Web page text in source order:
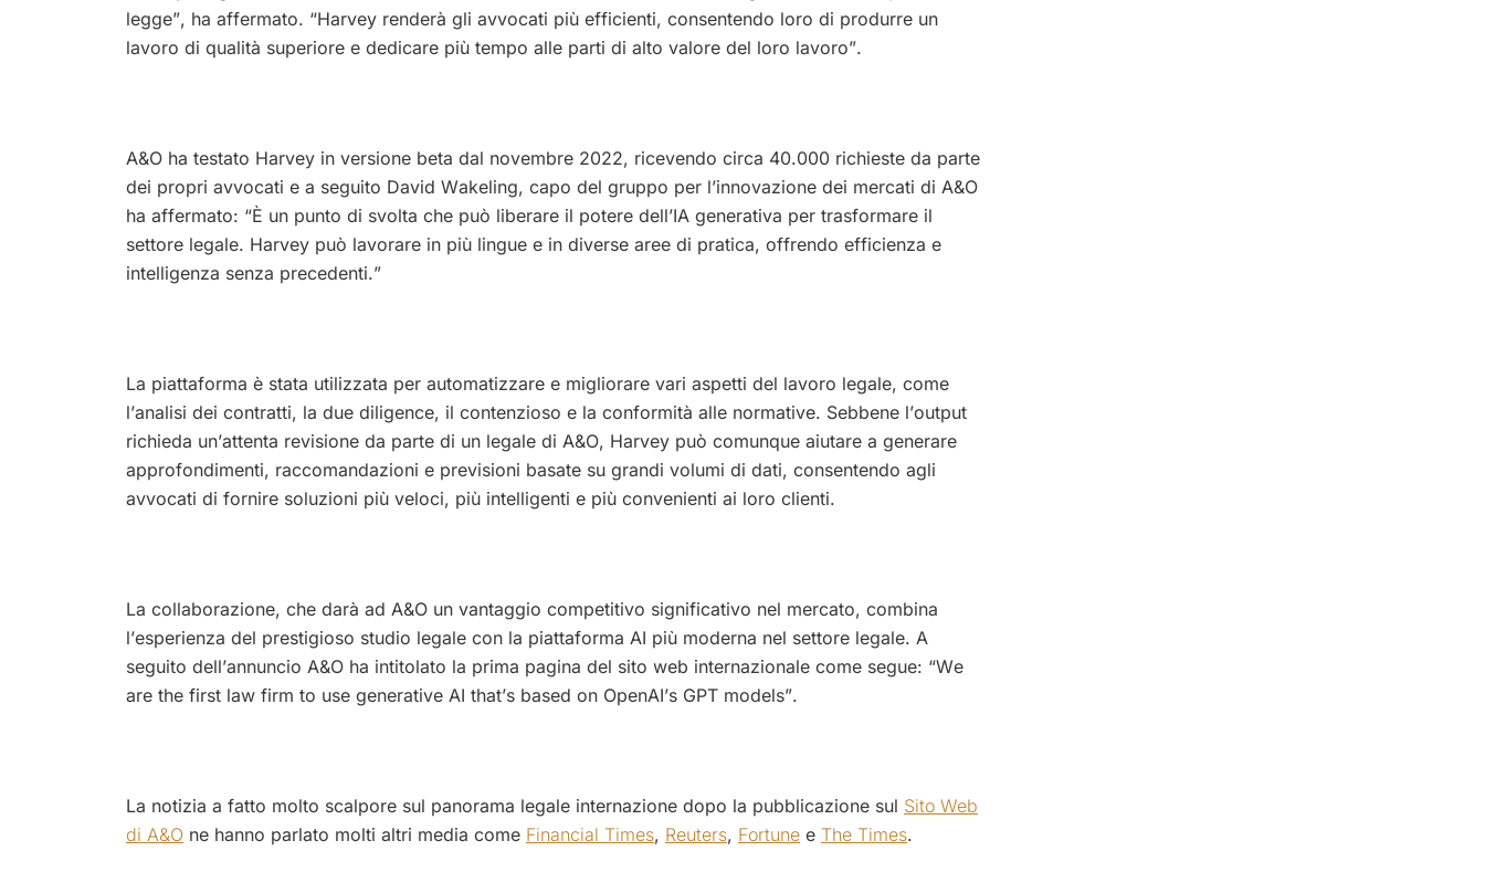
legge”, ha affermato. “Harvey renderà gli avvocati più efficienti, consentendo loro di produrre un
lavoro di qualità superiore e dedicare più tempo alle parti di alto valore del loro lavoro”.
A&O ha testato Harvey in versione beta dal novembre 2022, ricevendo circa 40.000 richieste da parte
dei propri avvocati e a seguito David Wakeling, capo del gruppo per l’innovazione dei mercati di A&O
ha affermato: “È un punto di svolta che può liberare il potere dell’IA generativa per trasformare il
settore legale. Harvey può lavorare in più lingue e in diverse aree di pratica, offrendo efficienza e
intelligenza senza precedenti.”
La piattaforma è stata utilizzata per automatizzare e migliorare vari aspetti del lavoro legale, come
l’analisi dei contratti, la due diligence, il contenzioso e la conformità alle normative. Sebbene l’output
richieda un’attenta revisione da parte di un legale di A&O, Harvey può comunque aiutare a generare
approfondimenti, raccomandazioni e previsioni basate su grandi volumi di dati, consentendo agli
avvocati di fornire soluzioni più veloci, più intelligenti e più convenienti ai loro clienti.
La collaborazione, che darà ad A&O un vantaggio competitivo significativo nel mercato, combina
l’esperienza del prestigioso studio legale con la piattaforma AI più moderna nel settore legale. A
seguito dell’annuncio A&O ha intitolato la prima pagina del sito web internazionale come segue: “We
are the first law firm to use generative AI that’s based on OpenAI’s GPT models”.
La notizia a fatto molto scalpore sul panorama legale internazione dopo la pubblicazione sul Sito Web
di A&O ne hanno parlato molti altri media come Financial Times, Reuters, Fortune e The Times.